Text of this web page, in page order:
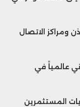
ومراكز الاتصال
عالمياً في
المستثمرين